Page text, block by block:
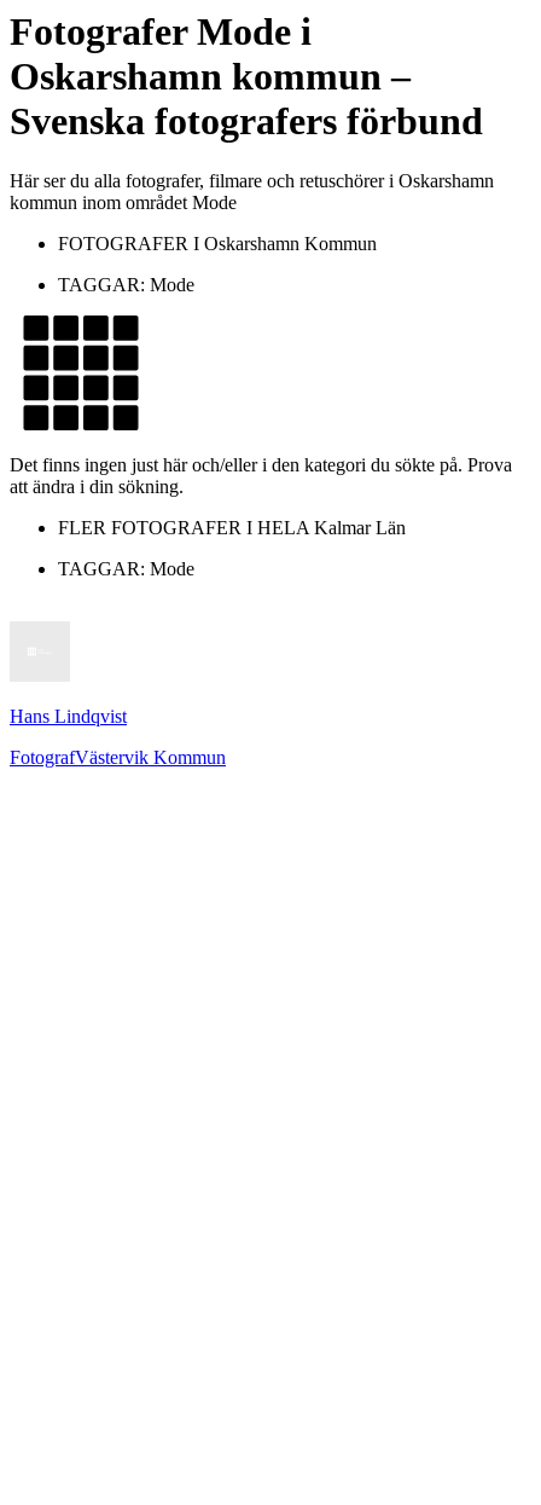
FotograferMode i
Oskarshamn kommun–
Svenska fotografers förbund
Här ser du alla fotografer, filmare och retuschörer i Oskarshamn
kommun inom området Mode
FOTOGRAFER I Oskarshamn Kommun
TAGGAR: Mode
Det finns ingen just här och/eller i den kategori du sökte på. Prova
att ändra i din sökning.
FLER FOTOGRAFER I HELA Kalmar Län
TAGGAR: Mode
Hans Lindqvist
FotografVästervik Kommun